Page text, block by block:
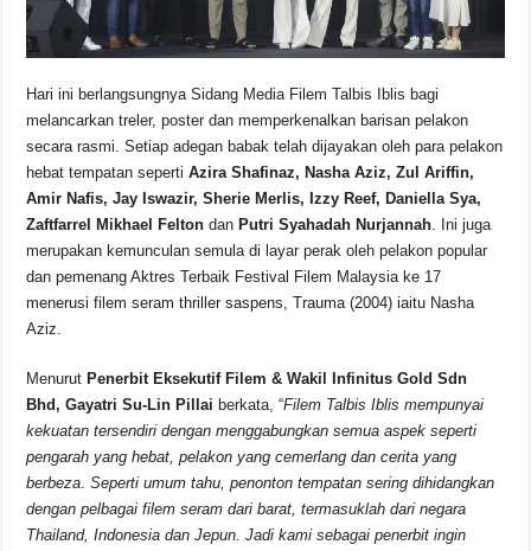
Hari ini berlangsungnya Sidang Media Filem Talbis Iblis bagi
melancarkan treler, poster dan memperkenalkan barisan pelakon
secara rasmi. Setiap adegan babak telah dijayakan oleh para pelakon
hebat tempatan sepertiAzira Shafinaz, Nasha Aziz, Zul Ariffin,
Amir Nafis, Jay Iswazir, Sherie Merlis, Izzy Reef, Daniella Sya,
Zaftfarrel Mikhael Feltondan Putri Syahadah Nurjannah. Ini juga
merupakan kemunculan semula di layar perak oleh pelakon popular
dan pemenang Aktres Terbaik Festival Filem Malaysia ke 17
menerusi filem seram thriller saspens, Trauma (2004) iaitu Nasha
Aziz.
Menurut Penerbit Eksekutif Filem & Wakil Infinitus Gold Sdn
Bhd, Gayatri Su-Lin Pillai berkata, “Filem Talbis Iblis mempunyai
kekuatan tersendiri dengan menggabungkan semua aspek seperti
pengarah yang hebat, pelakon yang cemerlang dan cerita yang
berbeza.Seperti umum tahu, penonton tempatan sering dihidangkan
dengan pelbagai filem seram dari barat, termasuklah dari negara
Thailand, Indonesia dan Jepun. Jadi kami sebagai penerbit ingin